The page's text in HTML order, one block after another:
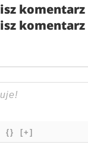
komentarz
komentarz
{} [+]